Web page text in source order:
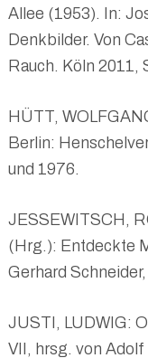
Allee (1953). In:
Denkbilder. Von
Rauch. Köln 2011,
HÜTT,
Berlin:
und 1976.
JESSEWITSCH,
(Hrg.): Entdeckte
Gerhard
JUSTI, LUDWIG:
VII, hrsg. von